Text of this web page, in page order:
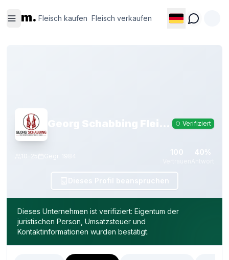
m. Fleisch kaufen Fleisch verkaufen
kaufen
verkaufen
Georg Schabbing Fleischzerlegebetriebs GmbH Verifiziert
10-25 100 40%
Dieses Profil beanspruchen
Dieses Unternehmen ist verifiziert: Eigentum der
juristischen Person, Umsatzsteuer und
Kontaktinformationen wurden bestätigt.